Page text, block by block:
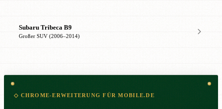
Subaru Tribeca B9
Großer SUV (2006–2014)
◇ CHROME-ERWEITERUNG FÜR MOBILE.DE